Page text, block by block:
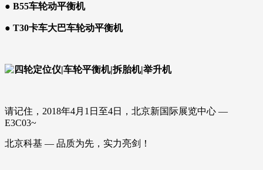
● B55车轮动平衡机
● T30卡车大巴车轮动平衡机
请记住，2018年4月1日至4日，北京新国际展览中心 —
E3C03~
北京科基 — 品质为先，实力亮剑！